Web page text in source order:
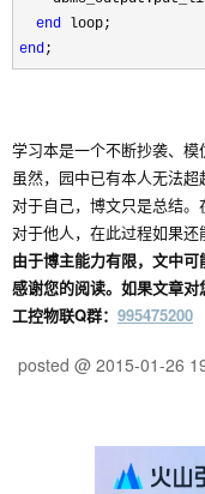
end
end;
学习本是一个不断抄袭、模
虽然，园中已有本人无法超
对于自己，博文只是总结。
对于他人，在此过程如果还
由于博主能力有限，文中可
感谢您的阅读。如果文章对
工控物联Q群： 995475200
posted @ 2015-01-26